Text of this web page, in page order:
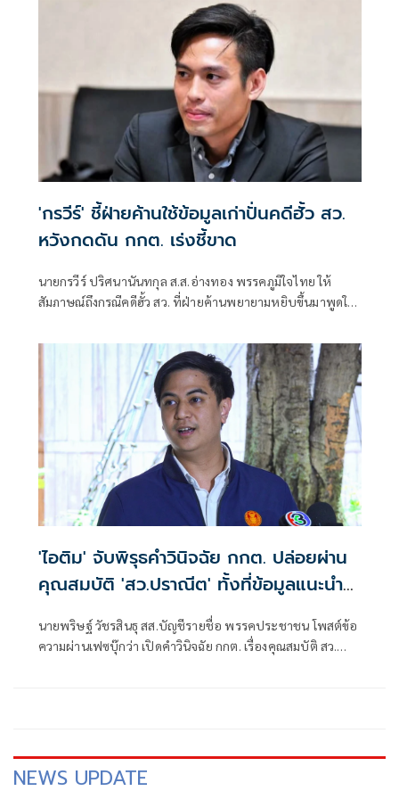
'กรวีร์' ชี้ฝ่ายค้านใช้ข้อมูลเก่าปั่นคดีฮั้ว สว.
หวังกดดัน กกต. เร่งชี้ขาด
นายกรวีร์ ปริศนานันทกุล ส.ส.อ่างทอง พรรคภูมิใจไทย ให้
สัมภาษณ์ถึงกรณีคดีฮั้ว สว. ที่ฝ่ายค้านพยายามหยิบขึ้นมาพูดใน
ไม่ได้กังวล เพราะทั้งหมดอยู่ในขั้นตอนของ คณะกรรมการการ
'ไอติม' จับพิรุธคำวินิจฉัย กกต. ปล่อยผ่าน
คุณสมบัติ 'สว.ปราณีต' ทั้งที่ข้อมูลแนะนำ
นายพริษฐ์ วัชรสินธุ สส.บัญชีรายชื่อ พรรคประชาชน โพสต์ข้อ
ความผ่านเฟซบุ๊กว่า เปิดคำวินิจฉัย กกต. เรื่องคุณสมบัติ สว.
NEWS UPDATE